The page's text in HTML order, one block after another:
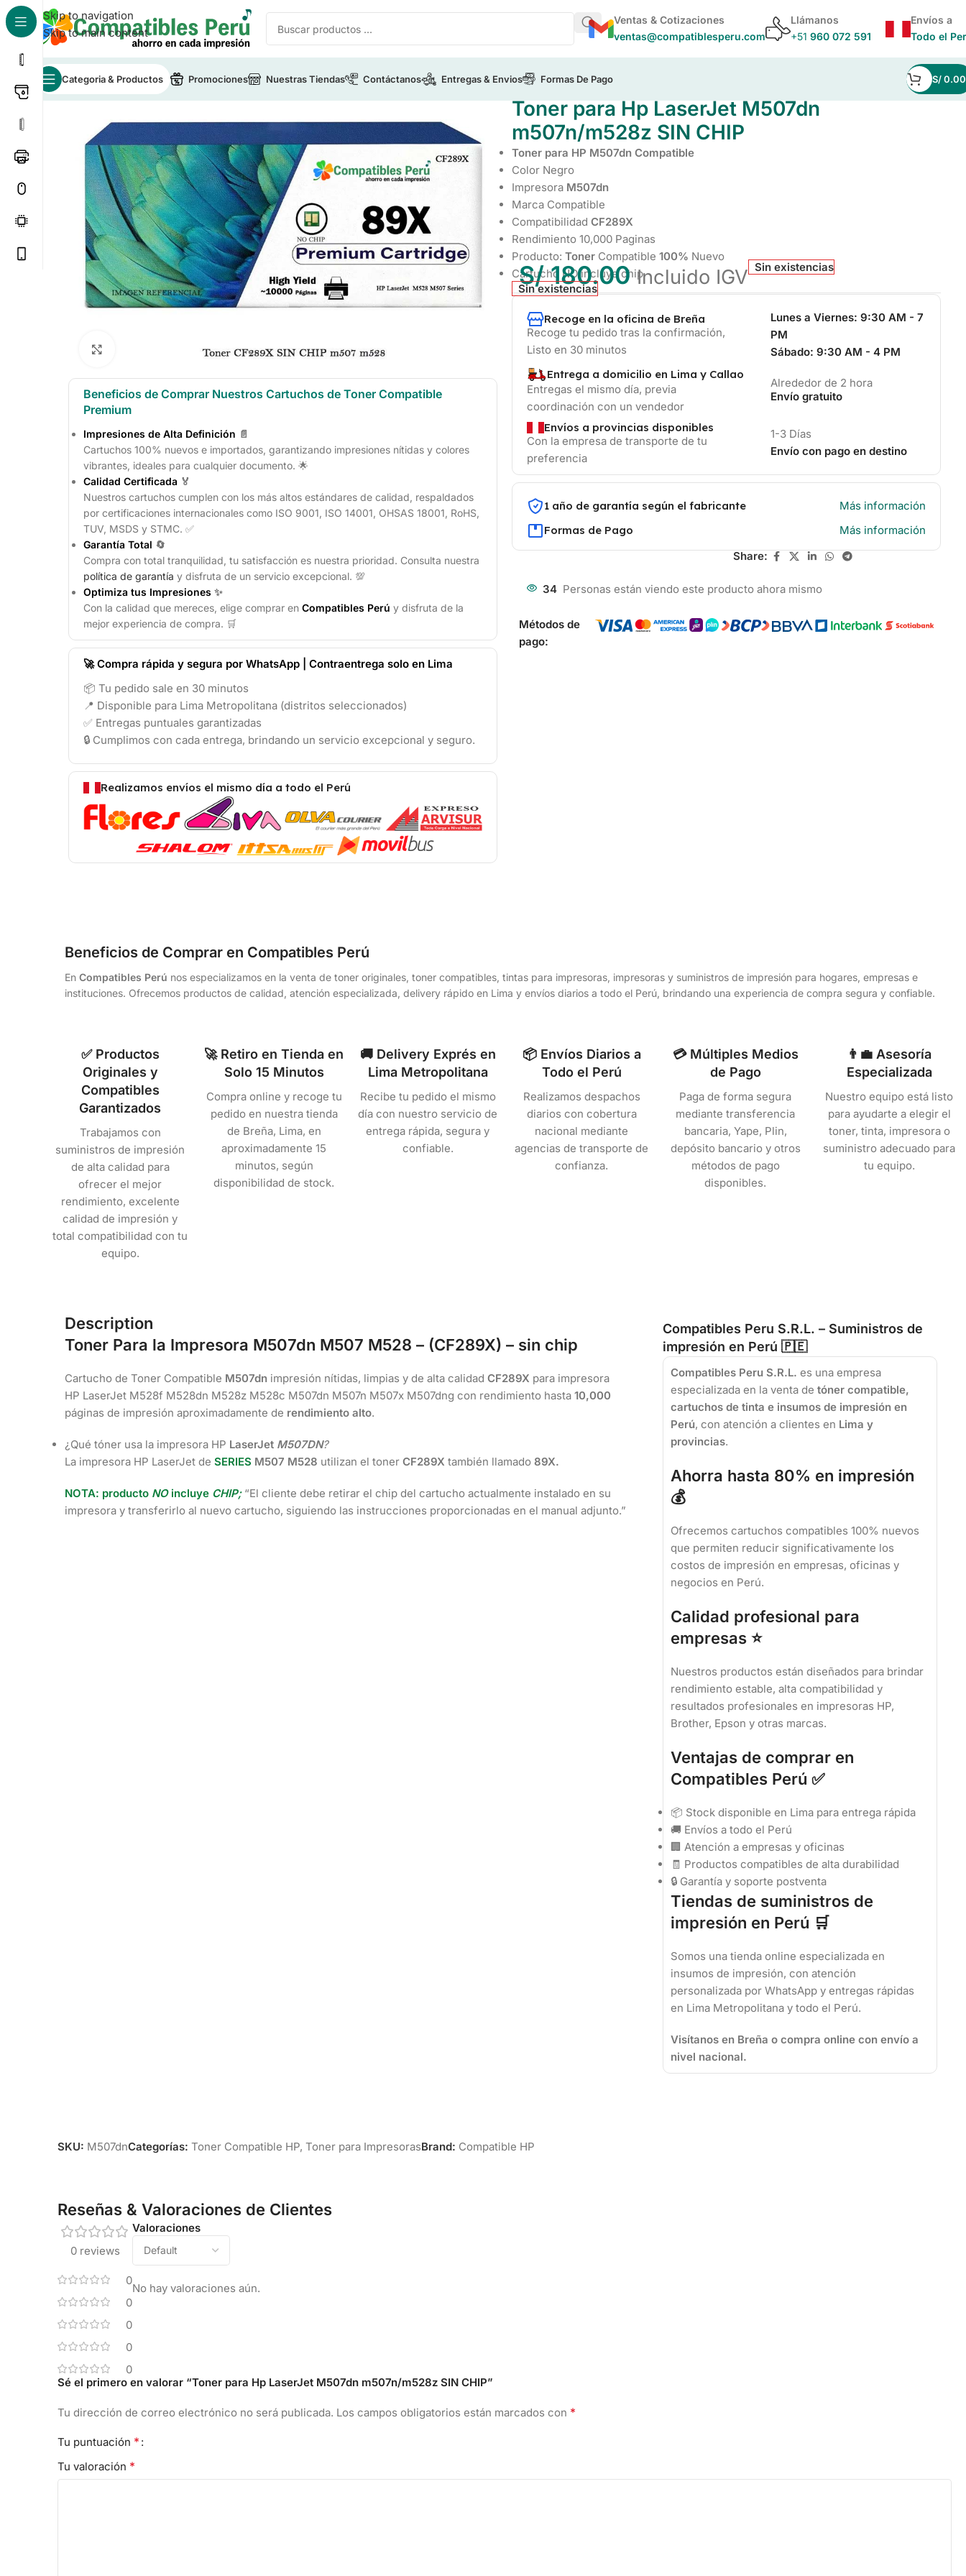
Skip to navigation
Skip to main content
Ventas & Cotizaciones
ventas@compatiblesperu.com
Llámanos
+51 960 072 591
Envíos a
Todo el
Categoria & Productos Promociones Nuestras Tiendas Contáctanos Entregas & Envios Formas De Pago S/0.00
Inicio/Toner para Impresoras
Beneficios de Comprar Nuestros Cartuchos de Toner Compatible
Premium
Impresiones de Alta Definición 📄
Cartuchos 100% nuevos e importados, garantizando impresiones nítidas y colores
vibrantes, ideales para cualquier documento. 🌟
Calidad Certificada 🏅
Nuestros cartuchos cumplen con los más altos estándares de calidad, respaldados
por certificaciones internacionales como ISO 9001, ISO 14001, OHSAS 18001, RoHS,
TUV, MSDS y STMC. ✅
Garantía Total 🔄
Compra con total tranquilidad, tu satisfacción es nuestra prioridad. Consulta nuestra
política de garantía y disfruta de un servicio excepcional. 💯
Optimiza tus Impresiones ✨
Con la calidad que mereces, elige comprar en Compatibles Perú y disfruta de la
mejor experiencia de compra. 🛒
🚀 Compra rápida y segura por WhatsApp | Contraentrega solo en Lima
📦 Tu pedido sale en 30 minutos
📍 Disponible para Lima Metropolitana (distritos seleccionados)
✅ Entregas puntuales garantizadas
🔒 Cumplimos con cada entrega, brindando un servicio excepcional y seguro.
Realizamos envíos el mismo día a todo el Perú
Toner para Hp LaserJet M507dn
m507n/m528z SIN CHIP
Toner para HP M507dn Compatible
Color Negro
Impresora M507dn
Marca Compatible
Compatibilidad CF289X
Rendimiento 10,000 Paginas
Producto: TonerCompatible 100% Nuevo
Cartucho NO incluye chip
S/180.00 Incluido IGV Sin existencias
Sin existencias
Recoge en la oficina de Breña
Recoge tu pedido tras la confirmación,
Listo en 30 minutos
Lunes a Viernes: 9:30 AM - 7
PM
Sábado: 9:30 AM - 4 PM
Entrega a domicilio en Lima y Callao
Entregas el mismo día, previa
coordinación con un vendedor
Alrededor de 2 hora
Envío gratuito
Envíos a provincias disponibles
Con la empresa de transporte de tu
preferencia
1-3 Días
Envío con pago en destino
1 año de garantía según el fabricante
Más información
Formas de Pago
Más información
Share:
34 Personas están viendo este producto ahora mismo
Métodos de
pago:
Beneficios de Comprar en Compatibles Perú
En Compatibles Perú nos especializamos en la venta de toner originales, toner compatibles, tintas para impresoras, impresoras y suministros de impresión para hogares, empresas e
instituciones. Ofrecemos productos de calidad, atención especializada, delivery rápido en Lima y envíos diarios a todo el Perú, brindando una experiencia de compra segura y confiable.
✅ Productos
Originales y
Compatibles
Garantizados
Trabajamos con
suministros de impresión
de alta calidad para
ofrecer el mejor
rendimiento, excelente
calidad de impresión y
total compatibilidad con tu
equipo.
🚀 Retiro en Tienda en
Solo 15 Minutos
Compra online y recoge tu
pedido en nuestra tienda
de Breña, Lima, en
aproximadamente 15
minutos, según
disponibilidad de stock.
🚚 Delivery Exprés en
Lima Metropolitana
Recibe tu pedido el mismo
día con nuestro servicio de
entrega rápida, segura y
confiable.
📦 Envíos Diarios a
Todo el Perú
Realizamos despachos
diarios con cobertura
nacional mediante
agencias de transporte de
confianza.
💳 Múltiples Medios
de Pago
Paga de forma segura
mediante transferencia
bancaria, Yape, Plin,
depósito bancario y otros
métodos de pago
disponibles.
👨‍💼 Asesoría
Especializada
Nuestro equipo está listo
para ayudarte a elegir el
toner, tinta, impresora o
suministro adecuado para
tu equipo.
Description
Toner Para la Impresora M507dn M507 M528 – (CF289X) – sin chip
Cartucho de Toner Compatible M507dn impresión nítidas, limpias y de alta calidad CF289X para impresora
HP LaserJet M528f M528dn M528z M528c M507dn M507n M507x M507dng con rendimiento hasta 10,000
páginas de impresión aproximadamente de rendimiento alto.
¿Qué tóner usa la impresora HP LaserJet M507DN?
La impresora HP LaserJet de SERIES M507 M528 utilizan el toner CF289X también llamado 89X.
NOTA: producto NO incluye CHIP;“El cliente debe retirar el chip del cartucho actualmente instalado en su
impresora y transferirlo al nuevo cartucho, siguiendo las instrucciones proporcionadas en el manual adjunto.”
Compatibles Peru S.R.L. – Suministros de
impresión en Perú 🇵🇪
Compatibles Peru S.R.L. es una empresa
especializada en la venta de tóner compatible,
cartuchos de tinta e insumos de impresión en
Perú, con atención a clientes en Lima y
provincias.
Ahorra hasta 80% en impresión
💰
Ofrecemos cartuchos compatibles 100% nuevos
que permiten reducir significativamente los
costos de impresión en empresas, oficinas y
negocios en Perú.
Calidad profesional para
empresas ⭐
Nuestros productos están diseñados para brindar
rendimiento estable, alta compatibilidad y
resultados profesionales en impresoras HP,
Brother, Epson y otras marcas.
Ventajas de comprar en
Compatibles Perú ✅
📦 Stock disponible en Lima para entrega rápida
🚚 Envíos a todo el Perú
🏢 Atención a empresas y oficinas
🧾 Productos compatibles de alta durabilidad
🔒 Garantía y soporte postventa
Tiendas de suministros de
impresión en Perú 🛒
Somos una tienda online especializada en
insumos de impresión, con atención
personalizada por WhatsApp y entregas rápidas
en Lima Metropolitana y todo el Perú.
Visítanos en Breña o compra online con envío a
nivel nacional.
SKU: M507dnCategorías: Toner Compatible HP, Toner para ImpresorasBrand: Compatible HP
Reseñas & Valoraciones de Clientes
0 reviews
0
0
0
0
0
Valoraciones
No hay valoraciones aún.
Sé el primero en valorar “Toner para Hp LaserJet M507dn m507n/m528z SIN CHIP”
Tu dirección de correo electrónico no será publicada. Los campos obligatorios están marcados con *
Tu puntuación *
Tu valoración *